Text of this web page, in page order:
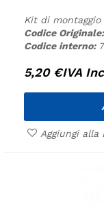
Kit di
Codice Originale:
Codice interno:
5,20 €IVA
Aggiungi alla